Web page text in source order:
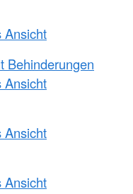
Ansicht
Behinderungen
Ansicht
Ansicht
Ansicht